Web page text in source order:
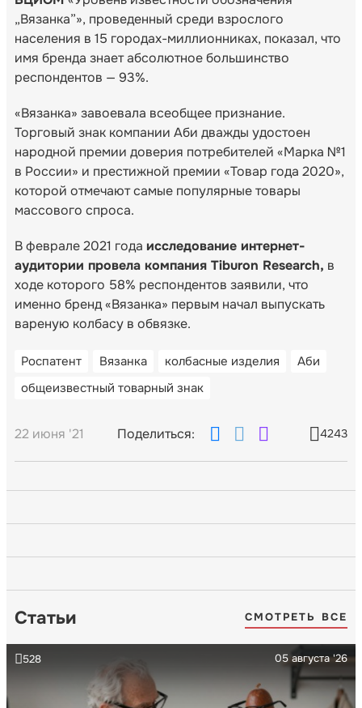
„Вязанка”», проведенный среди взрослого
населения в 15 городах-миллионниках, показал, что
имя бренда знает абсолютное большинство
респондентов — 93%.
«Вязанка» завоевала всеобщее признание.
Торговый знак компании Аби дважды удостоен
народной премии доверия потребителей «Марка №1
в России» и престижной премии «Товар года 2020»,
которой отмечают самые популярные товары
массового спроса.
В феврале 2021 года исследование интернет-
аудитории провела компания Tiburon Research, в
ходе которого 58% респондентов заявили, что
именно бренд «Вязанка» первым начал выпускать
вареную колбасу в обвязке.
Роспатент Вязанка колбасные изделия
Аби
общеизвестный товарный знак
22 июня '21 Поделиться: 4243
Статьи СМОТРЕТЬ ВСЕ
05 августа '26
528